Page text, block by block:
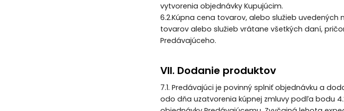
vytvorenia objednávky Kupujúcim.
6.2.Kúpna cena tovarov, alebo služieb
tovarov alebo služieb vrátane všetkých daní,
Predávajúceho.
VII. Dodanie produktov
7.1. Predávajúci je povinný splniť objednávku a
odo dňa uzatvorenia kúpnej zmluvy podľa bodu